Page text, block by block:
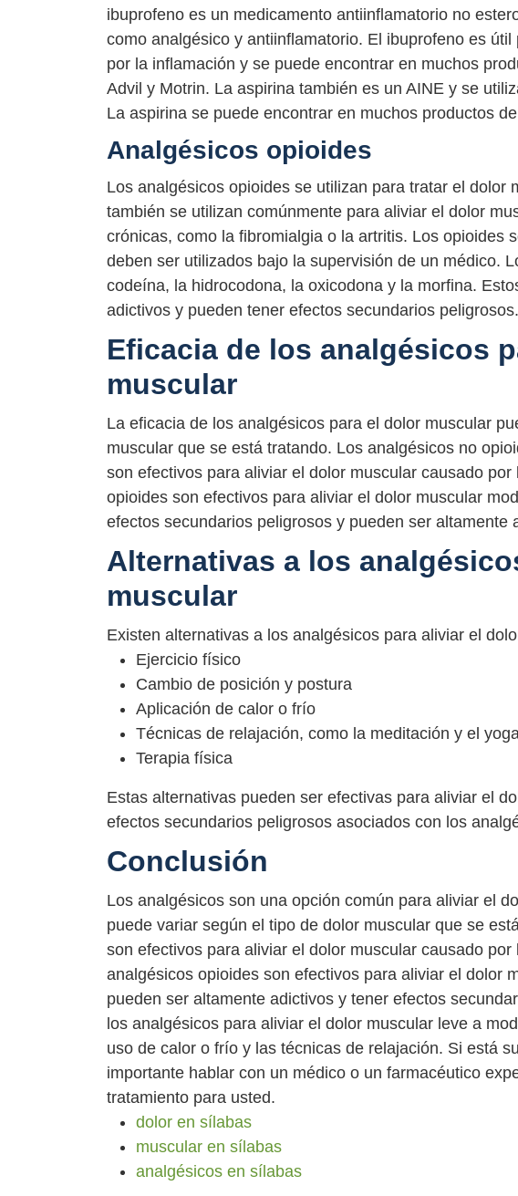
ibuprofeno es un medicamento antiinflamatorio no
como analgésico y antiinflamatorio. El ibuprofeno es
por la inflamación y se puede encontrar en muchos
Advil y Motrin. La aspirina también es un AINE y se
La aspirina se puede encontrar en muchos productos
Analgésicos opioides
Los analgésicos opioides se utilizan para tratar el dolor
también se utilizan comúnmente para aliviar el dolor
crónicas, como la fibromialgia o la artritis. Los opioides
deben ser utilizados bajo la supervisión de un médico.
codeína, la hidrocodona, la oxicodona y la morfina.
adictivos y pueden tener efectos secundarios peligrosos.
Eficacia de los analgésicos
muscular
La eficacia de los analgésicos para el dolor muscular
muscular que se está tratando. Los analgésicos no
son efectivos para aliviar el dolor muscular causado
opioides son efectivos para aliviar el dolor muscular
efectos secundarios peligrosos y pueden ser altamente
Alternativas a los
muscular
Existen alternativas a los analgésicos para aliviar el
Ejercicio físico
Cambio de posición y postura
Aplicación de calor o frío
Técnicas de relajación, como la meditación y el
Terapia física
Estas alternativas pueden ser efectivas para aliviar el
efectos secundarios peligrosos asociados con los
Conclusión
Los analgésicos son una opción común para aliviar el
puede variar según el tipo de dolor muscular que se
son efectivos para aliviar el dolor muscular causado
analgésicos opioides son efectivos para aliviar el dolor
pueden ser altamente adictivos y tener efectos
los analgésicos para aliviar el dolor muscular leve a
uso de calor o frío y las técnicas de relajación. Si está
importante hablar con un médico o un farmacéutico
tratamiento para usted.
dolor en sílabas
muscular en sílabas
analgésicos en sílabas